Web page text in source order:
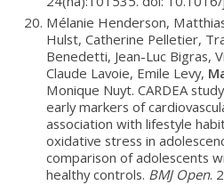
Mélanie Henderson,
Hulst, Catherine Pelletier,
Benedetti, Jean-Luc Bigras,
Claude Lavoie, Emile Levy,
Monique Nuyt. CARDEA
early markers of
association with lifestyle
oxidative stress in
comparison of adolescents
healthy controls. BMJ Open.